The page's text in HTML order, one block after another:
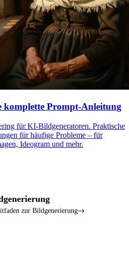
komplette Prompt-Anleitung
für KI-Bildgeneratoren. Praktische
für häufige Probleme – für
Ideogram und mehr.
zur Bildgenerierung